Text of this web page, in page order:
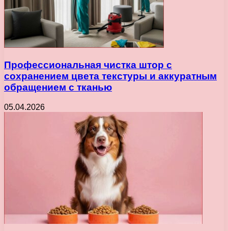
Профессиональная чистка штор с
сохранением цвета текстуры и аккуратным
обращением с тканью
05.04.2026